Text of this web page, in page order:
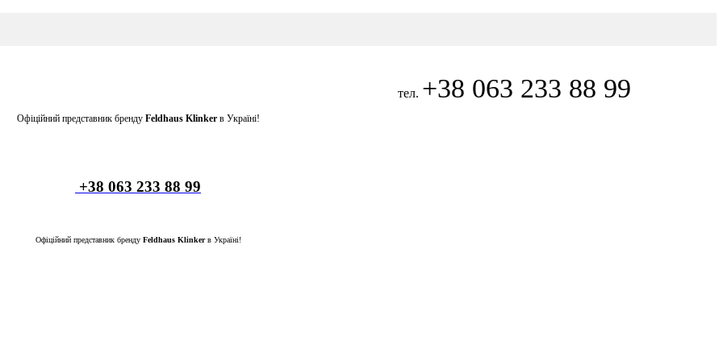
Офіційний представник бренду Feldhaus Klinkerв Україні!
тел. +38 063 233 88 99
+38 063 233 88 99
Офіційний представник бренду Feldhaus Klinkerв Україні!